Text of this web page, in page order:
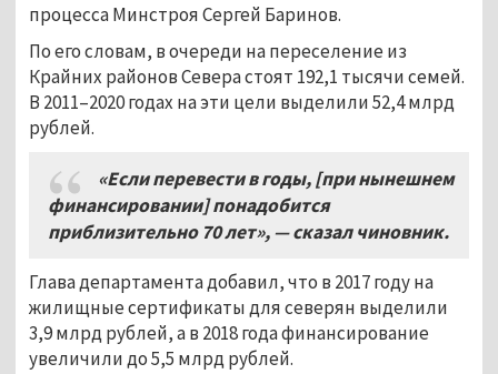
процесса Минстроя Сергей Баринов.
По его словам, в очереди на переселение из
Крайних районов Севера стоят 192,1 тысячи семей.
В 2011–2020 годах на эти цели выделили 52,4 млрд
рублей.
«Если перевести в годы, [при нынешнем
финансировании] понадобится
приблизительно 70 лет», — сказал чиновник.
Глава департамента добавил, что в 2017 году на
жилищные сертификаты для северян выделили
3,9 млрд рублей, а в 2018 года финансирование
увеличили до 5,5 млрд рублей.